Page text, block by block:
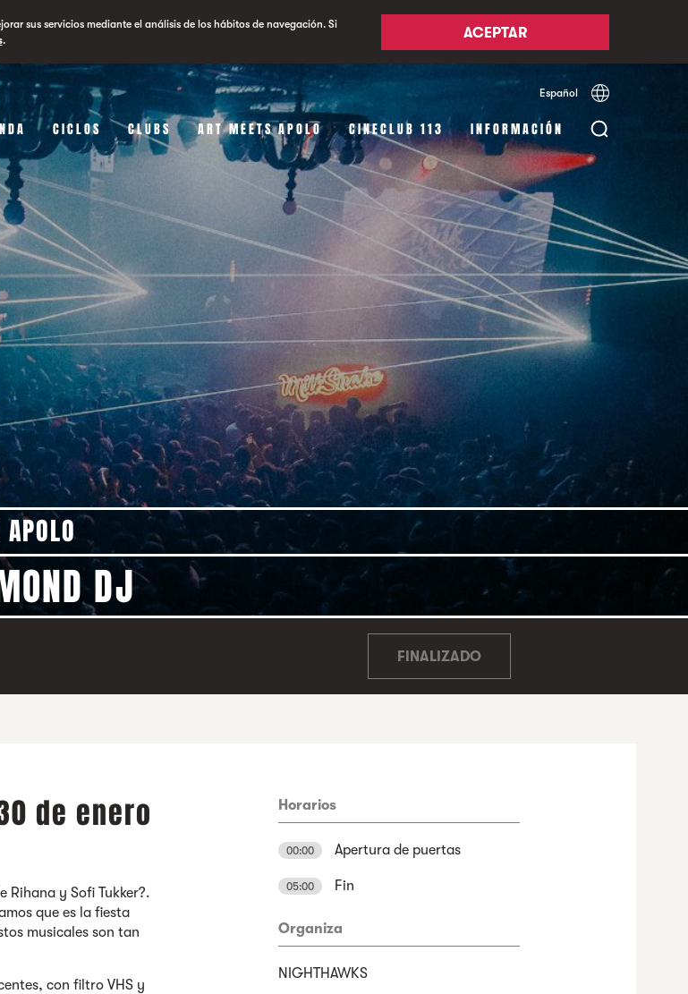
sus servicios mediante el análisis de los hábitos de navegación. Si
. ACEPTAR
Español Català
CICLOS CLUBS ART MEETS APOLO CINECLUB 113 INFORMACIÓN
DJ
FINALIZADO
de enero
Rihana y Sofi Tukker?.
que es la fiesta
musicales son tan
con filtro VHS y
Horarios
00:00 Apertura de puertas
05:00 Fin
Organiza
NIGHTHAWKS